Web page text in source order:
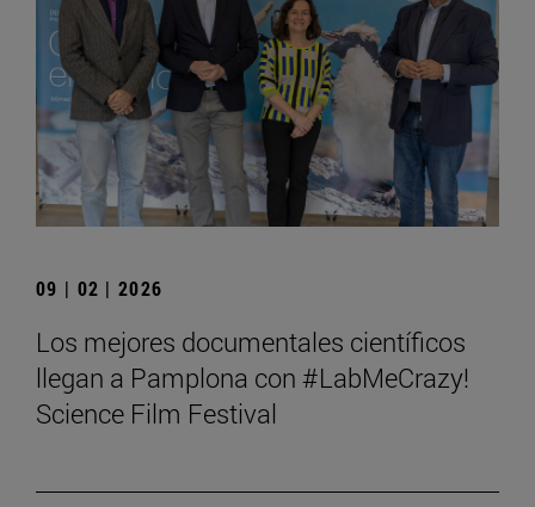
09 | 02 | 2026
Los mejores documentales científicos
llegan a Pamplona con #LabMeCrazy!
Science Film Festival